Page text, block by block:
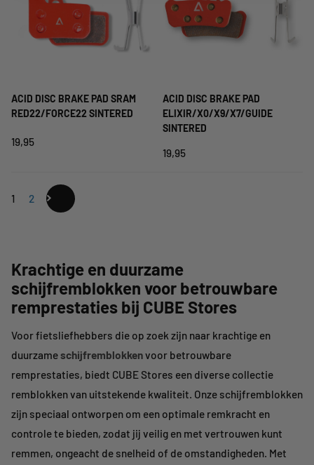
ACID DISC BRAKE PAD SRAM
RED22/FORCE22 SINTERED
19,95
ACID DISC BRAKE PAD
ELIXIR/X0/X9/X7/GUIDE
SINTERED
19,95
1 2
Krachtige en duurzame
schijfremblokken voor betrouwbare
remprestaties bij CUBE Stores
Voor fietsliefhebbers die op zoek zijn naar krachtige en
duurzameschijfremblokkenvoor betrouwbare
remprestaties, biedt CUBE Stores een diverse collectie
remblokken van uitstekende kwaliteit. Onze schijfremblokken
zijn speciaal ontworpen om een optimale remkracht en
controle te bieden, zodat jij veilig en met vertrouwen kunt
remmen, ongeacht de snelheid of de omstandigheden. Met